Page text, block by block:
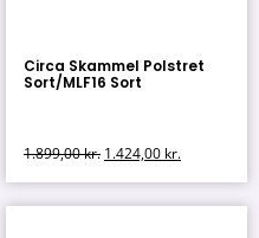
Circa Skammel Polstret
Sort/MLF16 Sort
1.899,00kr. 1.424,00 kr.